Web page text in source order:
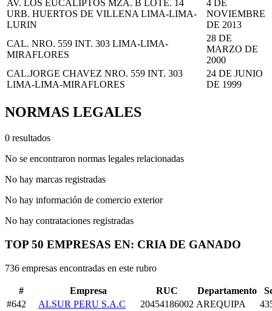
AV. LOS EUCALIPTOS MZA. B LOTE. 14
URB. HUERTOS DE VILLENA LIMA-LIMA-
LURIN
4 DE
NOVIEMBRE
DE 2013
CAL. NRO. 559 INT. 303 LIMA-LIMA-
MIRAFLORES
28 DE
MARZO DE
2000
CAL.JORGE CHAVEZ NRO. 559 INT. 303
LIMA-LIMA-MIRAFLORES
24 DE JUNIO
DE 1999
NORMAS LEGALES
0 resultados
No se encontraron normas legales relacionadas
No hay marcas registradas
No hay información de comercio exterior
No hay contrataciones registradas
TOP 50 EMPRESAS EN: CRIA DE GANADO
736 empresas encontradas en este rubro
# Empresa RUC Departamento
#642
ALSUR PERU S.A.C 20454186002 AREQUIPA